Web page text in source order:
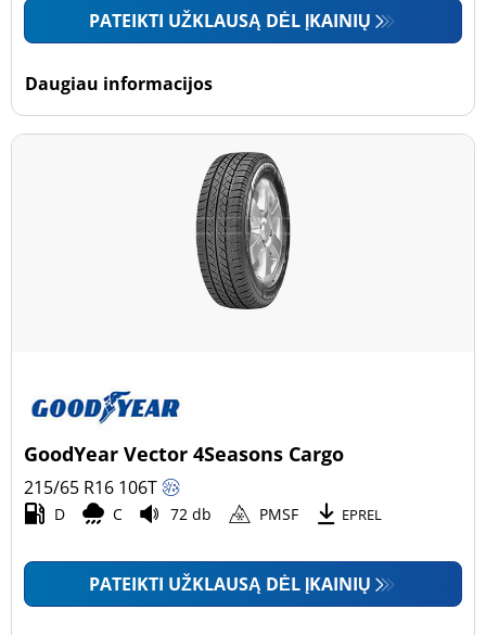
PATEIKTI UŽKLAUSĄ DĖL ĮKAINIŲ
Daugiau informacijos
GoodYear Vector 4Seasons Cargo
215/65 R16 106T
D C 72 db PMSF EPREL
PATEIKTI UŽKLAUSĄ DĖL ĮKAINIŲ